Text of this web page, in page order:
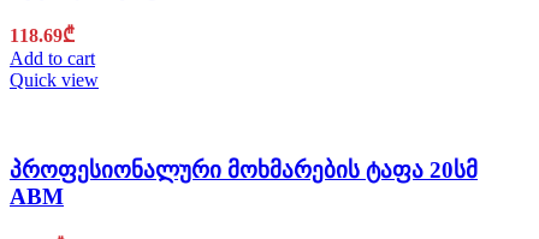
118.69₾
Add to cart
Quick view
პროფესიონალური მოხმარების ტაფა 20სმ
ABM